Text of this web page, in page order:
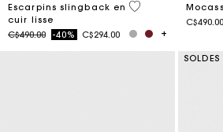
Escarpins slingback en
cuir lisse
Price reduced from
C$490.00to-40% C$294.00
3,7 out of 5
C$490.00
SOLDES